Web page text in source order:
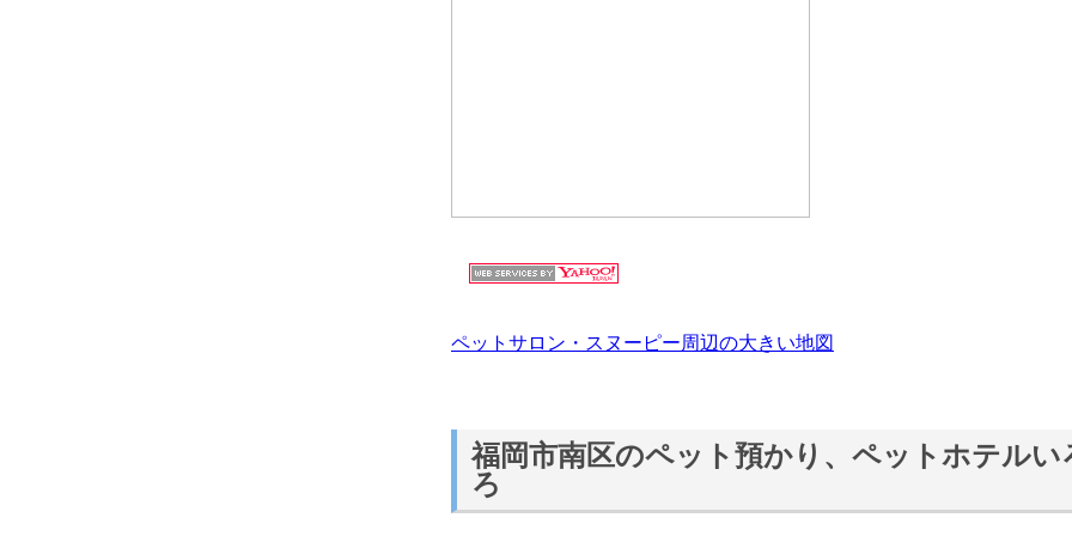
ペットサロン・スヌーピー周辺の大きい地図
福岡市南区のペット預かり、ペットホテルい
ろ